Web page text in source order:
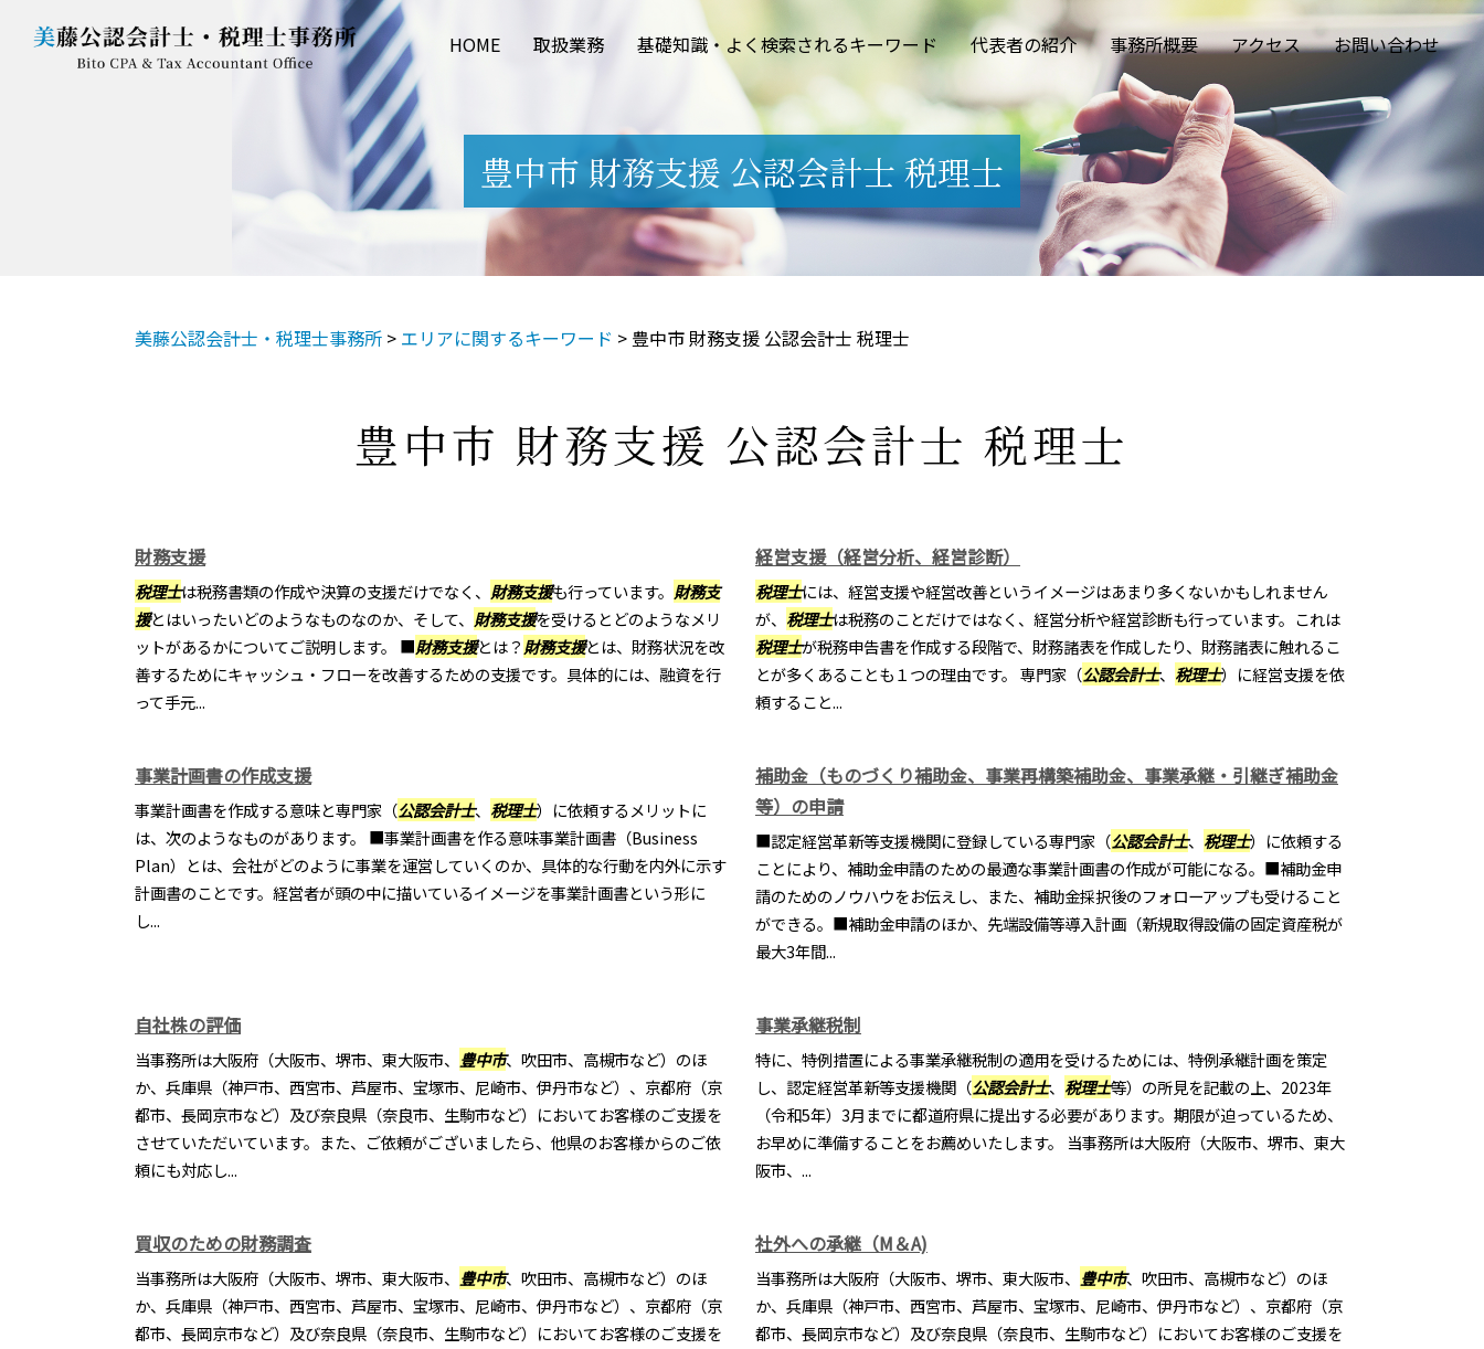
HOME 取扱業務 基礎知識・よく検索されるキーワード 代表者の紹介 事務所概要 アクセス お問い合わせ
豊中市 財務支援 公認会計士 税理士
美藤公認会計士・税理士事務所 > エリアに関するキーワード > 豊中市 財務支援 公認会計士 税理士
豊中市 財務支援 公認会計士 税理士
財務支援
税理士は税務書類の作成や決算の支援だけでなく、 財務支援も行っています。 財務支
援とはいったいどのようなものなのか、そして、 財務支援を受けるとどのようなメリ
ットがあるかについてご説明します。 ■財務支援とは？財務支援とは、財務状況を改
善するためにキャッシュ・フローを改善するための支援です。具体的には、融資を行
って手元...
経営支援（経営分析、経営診断）
税理士には、経営支援や経営改善というイメージはあまり多くないかもしれません
が、 税理士は税務のことだけではなく、経営分析や経営診断も行っています。これは
税理士が税務申告書を作成する段階で、財務諸表を作成したり、財務諸表に触れるこ
とが多くあることも１つの理由です。 専門家（公認会計士、 税理士）に経営支援を依
頼すること...
事業計画書の作成支援
事業計画書を作成する意味と専門家（公認会計士、 税理士）に依頼するメリットに
は、次のようなものがあります。 ■事業計画書を作る意味事業計画書（Business
Plan）とは、会社がどのように事業を運営していくのか、具体的な行動を内外に示す
計画書のことです。経営者が頭の中に描いているイメージを事業計画書という形に
し...
補助金（ものづくり補助金、事業再構築補助金、事業承継・引継ぎ補助金
等）の申請
■認定経営革新等支援機関に登録している専門家（公認会計士、 税理士）に依頼する
ことにより、補助金申請のための最適な事業計画書の作成が可能になる。■補助金申
請のためのノウハウをお伝えし、また、補助金採択後のフォローアップも受けること
ができる。■補助金申請のほか、先端設備等導入計画（新規取得設備の固定資産税が
最大3年間...
自社株の評価
当事務所は大阪府（大阪市、堺市、東大阪市、 豊中市、吹田市、高槻市など）のほ
か、兵庫県（神戸市、西宮市、芦屋市、宝塚市、尼崎市、伊丹市など）、京都府（京
都市、長岡京市など）及び奈良県（奈良市、生駒市など）においてお客様のご支援を
させていただいています。また、ご依頼がございましたら、他県のお客様からのご依
頼にも対応し...
事業承継税制
特に、特例措置による事業承継税制の適用を受けるためには、特例承継計画を策定
し、認定経営革新等支援機関（公認会計士、 税理士等）の所見を記載の上、2023年
（令和5年）3月までに都道府県に提出する必要があります。期限が迫っているため、
お早めに準備することをお薦めいたします。 当事務所は大阪府（大阪市、堺市、東大
阪市、...
買収のための財務調査
当事務所は大阪府（大阪市、堺市、東大阪市、 豊中市、吹田市、高槻市など）のほ
か、兵庫県（神戸市、西宮市、芦屋市、宝塚市、尼崎市、伊丹市など）、京都府（京
都市、長岡京市など）及び奈良県（奈良市、生駒市など）においてお客様のご支援を
社外への承継（M＆A)
当事務所は大阪府（大阪市、堺市、東大阪市、 豊中市、吹田市、高槻市など）のほ
か、兵庫県（神戸市、西宮市、芦屋市、宝塚市、尼崎市、伊丹市など）、京都府（京
都市、長岡京市など）及び奈良県（奈良市、生駒市など）においてお客様のご支援を